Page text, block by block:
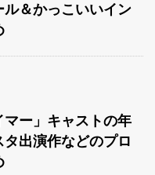
＆かっこいいイン
マー」キャストの年
出演作などのプロ